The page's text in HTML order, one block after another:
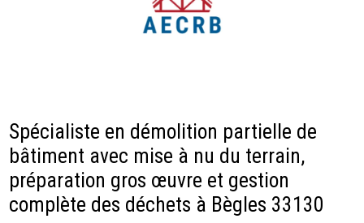
Spécialiste en démolition partielle de
bâtiment avec mise à nu du terrain,
préparation gros œuvre et gestion
complète des déchets à Bègles 33130